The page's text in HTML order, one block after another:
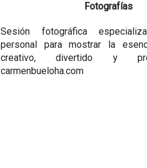
Fotografías
Sesión fotográfica
personal para mostrar la
creativo, divertido y
carmenbueloha.com